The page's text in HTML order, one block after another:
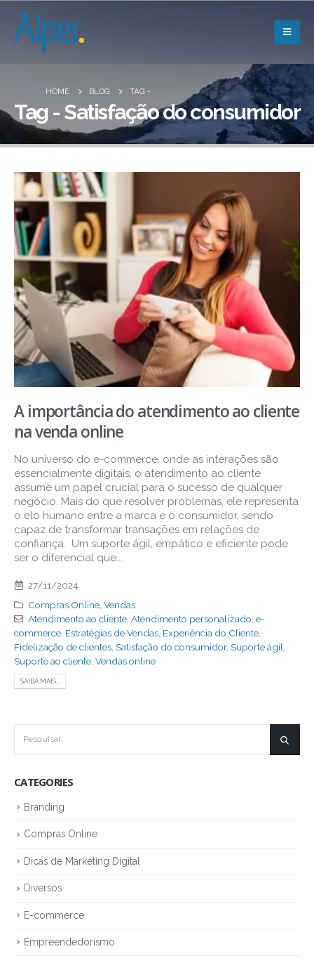
HOME BLOG TAG -
Tag - Satisfação do consumidor
A importância do atendimento ao cliente
na venda online
No universo do e-commerce, onde as interações são
essencialmente digitais, o atendimento ao cliente
assume um papel crucial para o sucesso de qualquer
negócio. Mais do que resolver problemas, ele representa
o elo humano entre a marca e o consumidor, sendo
capaz de transformar transações em relações de
confiança. Um suporte ágil, empático e eficiente pode
ser o diferencial que...
27/11/2024
Compras Online, Vendas
Atendimento ao cliente, Atendimento personalizado e-
commerce Estratégias de Vendas Experiência do Cliente
Fidelização de clientes Satisfação do consumidor, Suporte ágil
Suporte ao cliente Vendas online
SAIBA MAIS...
CATEGORIES
Branding
Compras Online
Dicas de Marketing Digital
Diversos
E-commerce
Empreendedorismo